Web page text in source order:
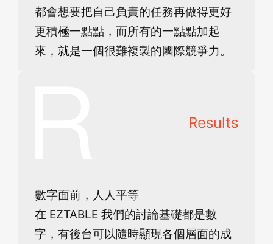
都會想要把自己負責的任務再做得更好
更積極一點點，而所有的一點點加起
來，就是一個很難複製的國際競爭力。
Results
數字面前，人人平等
在 EZTABLE 我們的討論基礎都是數
字，有後台可以隨時顯現各個層面的成